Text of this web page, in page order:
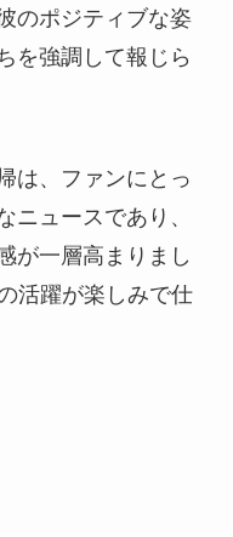
のポジティブな姿
を強調して報じら
は、ファンにとっ
ニュースであり、
が一層高まりまし
活躍が楽しみで仕